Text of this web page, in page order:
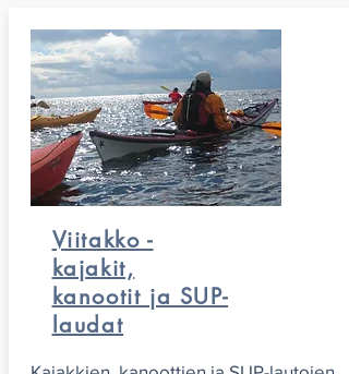
Viitakko -
kajakit,
kanootit ja SUP-
laudat